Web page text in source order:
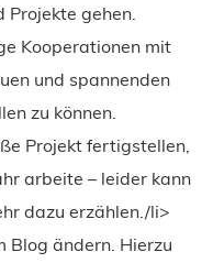
gehen.
Kooperationen mit
und spannenden
zu können.
Projekt fertigstellen,
arbeite – leider kann
dazu erzählen./li>
Blog ändern. Hierzu